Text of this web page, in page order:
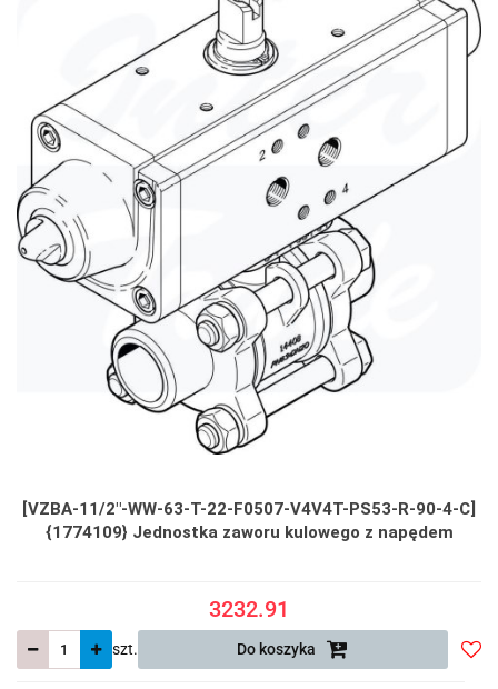
[VZBA-11/2"-WW-63-T-22-F0507-V4V4T-PS53-R-90-4-C]
{1774109} Jednostka zaworu kulowego z napędem
3232.91
szt. Do koszyka